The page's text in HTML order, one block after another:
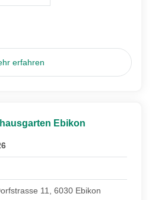
erfahren
Ebikon
11, 6030 Ebikon